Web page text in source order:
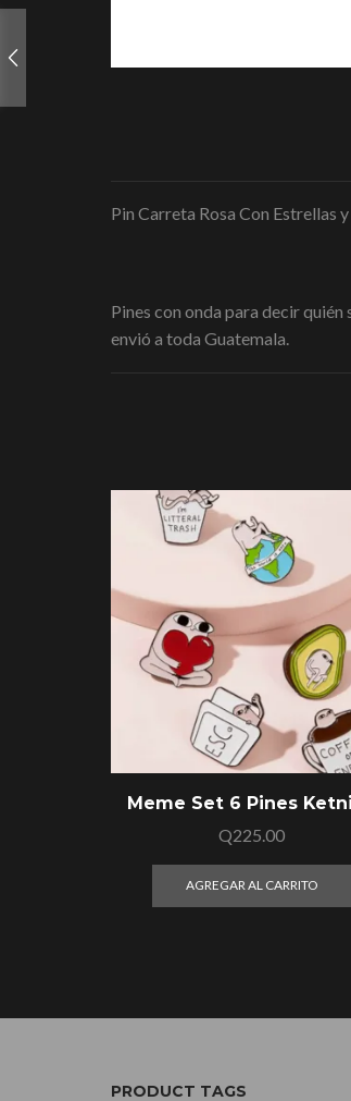
Pin Carreta Rosa Con Estrellas
Pines con onda para decir
envió a toda Guatemala.
Meme Set 6 Pines
Q225.00
AGREGAR AL CARRITO
PRODUCT TAGS